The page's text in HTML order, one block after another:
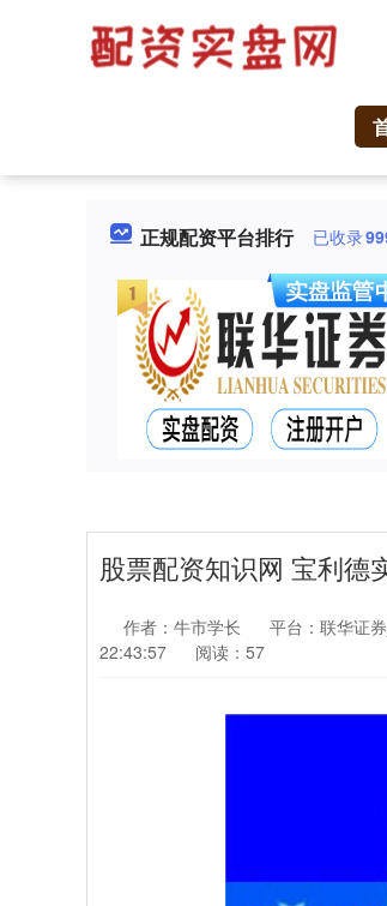
正规配资平台排行 已收录
股票配资知识网 宝利德
作者：牛市学长 平台：联华证
22:43:57
阅读：57